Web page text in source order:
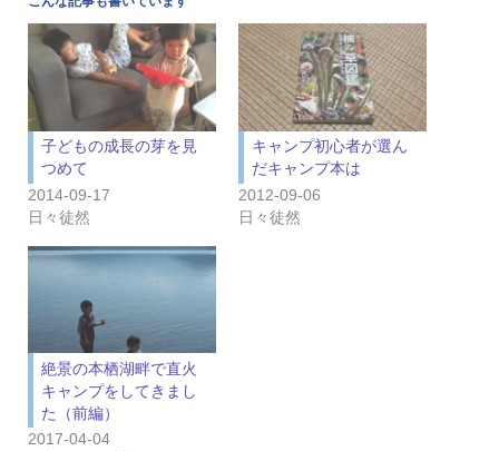
子どもの成長の芽を見
つめて
2014-09-17
日々徒然
キャンプ初心者が選ん
だキャンプ本は
2012-09-06
日々徒然
絶景の本栖湖畔で直火
キャンプをしてきまし
た（前編）
2017-04-04